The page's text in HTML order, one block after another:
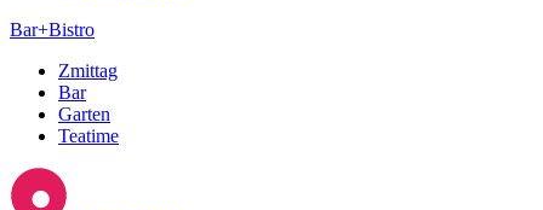
Bar+Bistro
Zmittag
Bar
Garten
Teatime